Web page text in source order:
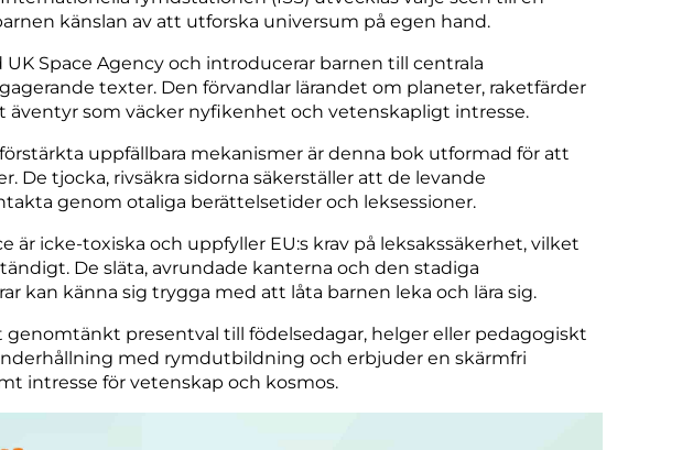
känslan av att utforska universum på egen hand.
Space Agency och introducerar barnen till centrala
texter. Den förvandlar lärandet om planeter, raketfärder
som väcker nyfikenhet och vetenskapligt intresse.
uppfällbara mekanismer är denna bok utformad för att
De tjocka, rivsäkra sidorna säkerställer att de levande
genom otaliga berättelsetider och leksessioner.
är icke-toxiska och uppfyller EU:s krav på leksakssäkerhet, vilket
De släta, avrundade kanterna och den stadiga
kan känna sig trygga med att låta barnen leka och lära sig.
presentval till födelsedagar, helger eller pedagogiskt
med rymdutbildning och erbjuder en skärmfri
intresse för vetenskap och kosmos.